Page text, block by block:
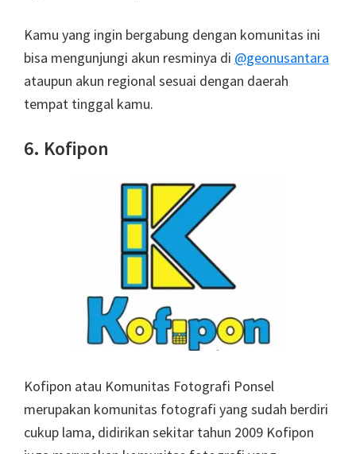
Kamu yang ingin bergabung dengan komunitas ini
bisa mengunjungi akun resminya di @geonusantara
ataupun akun regional sesuai dengan daerah
tempat tinggal kamu.
6. Kofipon
Kofipon atau Komunitas Fotografi Ponsel
merupakan komunitas fotografi yang sudah berdiri
cukup lama, didirikan sekitar tahun 2009 Kofipon